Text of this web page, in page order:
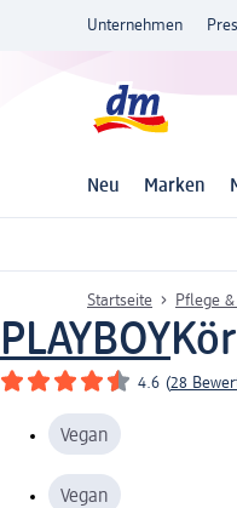
Unternehmen
Neu Marken
Startseite Pflege
PLAYBOY
4.6 (28
Vegan
Vegan